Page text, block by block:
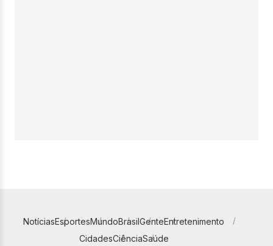
NotíciasEsportesMundoBrasilGenteEntretenimento
CidadesCiênciaSaúde